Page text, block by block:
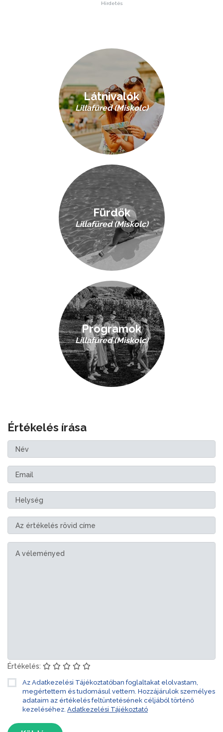
Hirdetés
Látnivalók
Lillafüred (Miskolc)
Fürdők
Lillafüred (Miskolc)
Programok
Lillafüred (Miskolc)
Értékelés írása
Értékelés:
Az Adatkezelési Tájékoztatóban foglaltakat elolvastam,
megértettem és tudomásul vettem. Hozzájárulok személyes
adataim az értékelés feltüntetésének céljából történő
kezeléséhez. Adatkezelési Tájékoztató